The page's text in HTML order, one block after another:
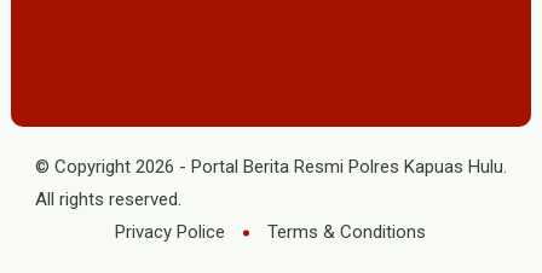
© Copyright 2026 - Portal Berita Resmi Polres Kapuas Hulu.
All rights reserved.
Privacy Police
Terms & Conditions